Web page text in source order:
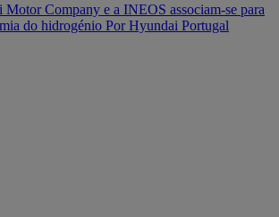
Motor Company e a INEOS associam-se para
do hidrogénio Por Hyundai Portugal